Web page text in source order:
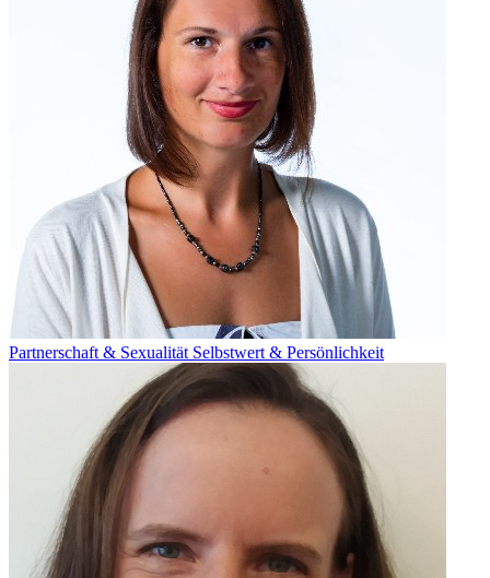
Partnerschaft & Sexualität Selbstwert & Persönlichkeit